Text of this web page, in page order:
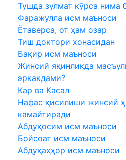
Тушда зулмат кўрса нима
Фаражулла исм маъноси
Ётаверса, от ҳам озар
Тиш доктори хонасидан
Бақир исм маъноси
Жинсий яқинликда
эркакдами?
Кар ва Касал
Нафас қисилиши жинсий
камайтиради
Абдуқосим исм маъноси
Бойсоат исм маъноси
Абдуқаҳҳор исм маъноси